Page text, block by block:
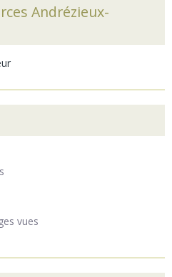
Andrézieux-
vues